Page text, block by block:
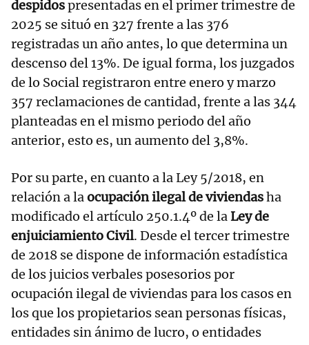
despidospresentadas en el primer trimestre de
2025 se situó en 327 frente a las 376
registradas un año antes, lo que determina un
descenso del 13%. De igual forma, los juzgados
de lo Social registraron entre enero y marzo
357 reclamaciones de cantidad, frente a las 344
planteadas en el mismo periodo del año
anterior, esto es, un aumento del 3,8%.
Por su parte, en cuanto a la Ley 5/2018, en
relación a laocupación ilegal de viviendasha
modificado el artículo 250.1.4º de laLey de
enjuiciamiento Civil. Desde el tercer trimestre
de 2018 se dispone de información estadística
de los juicios verbales posesorios por
ocupación ilegal de viviendas para los casos en
los que los propietarios sean personas físicas,
entidades sin ánimo de lucro, o entidades